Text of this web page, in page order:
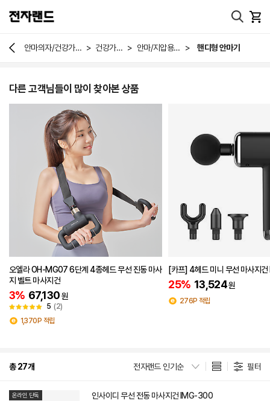
안마의자/건강가
> 건강가
> 안마/지압용
> 핸디형 안마기
다른 고객님들이 많이 찾아본 상품
오엘라 OH-MG07 6단계 4종헤드 무선 진동 마사
지 벨트 마사지건
3% 67,130원
5 (2)
1,370P 적립
[카프] 4헤드 미니 무선 마사지
25% 13,524원
276P 적립
총 27개 전자랜드 인기순 필터
온라인 단독 인사이디 무선 전동 마사지건 IMG-300